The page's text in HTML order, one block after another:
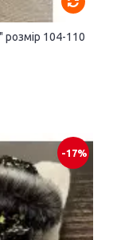
104-110
-17%